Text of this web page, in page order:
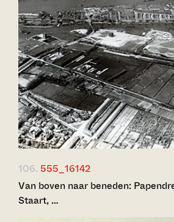
106. 555_16142
Van boven naar beneden:
Staart, …